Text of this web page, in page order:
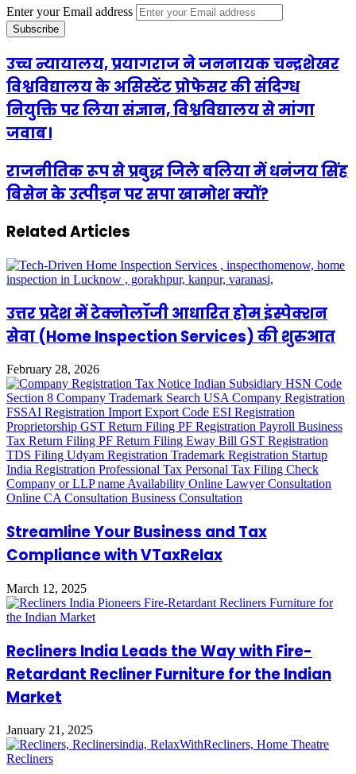
Enter your Email address
उच्च न्यायालय, प्रयागराज ने जननायक चन्द्रशेखर
विश्वविद्यालय के असिस्टेंट प्रोफेसर की संदिग्ध
नियुक्ति पर लिया संज्ञान, विश्वविद्यालय से मांगा
जवाब।
राजनीतिक रूप से प्रबुद्ध जिले बलिया में धनंजय सिंह
बिसेन के उत्पीड़न पर सपा खामोश क्यों?
Related Articles
उत्तर प्रदेश में टेक्नोलॉजी आधारित होम इंस्पेक्शन
सेवा (Home Inspection Services) की शुरुआत
February 28, 2026
Streamline Your Business and Tax
Compliance with VTaxRelax
March 12, 2025
Recliners India Leads the Way with Fire-
Retardant Recliner Furniture for the Indian
Market
January 21, 2025